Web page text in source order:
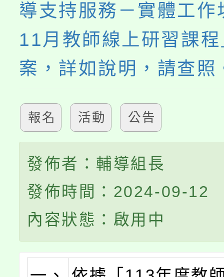
導支持服務－實體工
11月教師線上研習課
案，詳如說明，請查照
報名 活動 公告
發佈者：輔導組長
發佈時間：2024-09-12
內容狀態：啟用中